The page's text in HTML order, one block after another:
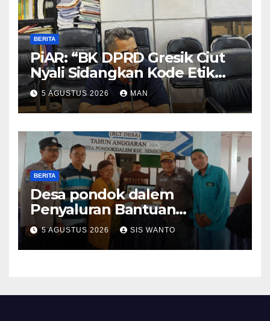
BERITA
PiAR: “BK DPRD Gresik Ciut
Nyali Sidangkan Kode Etik
Ketua DPRD”
5 AGUSTUS 2026 MAN
BERITA
Desa pondok dalem
Penyaluran Bantuan
Langsung Tunai (BLT) Di
Desa Pondokdalem
Kecamatan Semboro: sangat
5 AGUSTUS 2026 SIS WANTO